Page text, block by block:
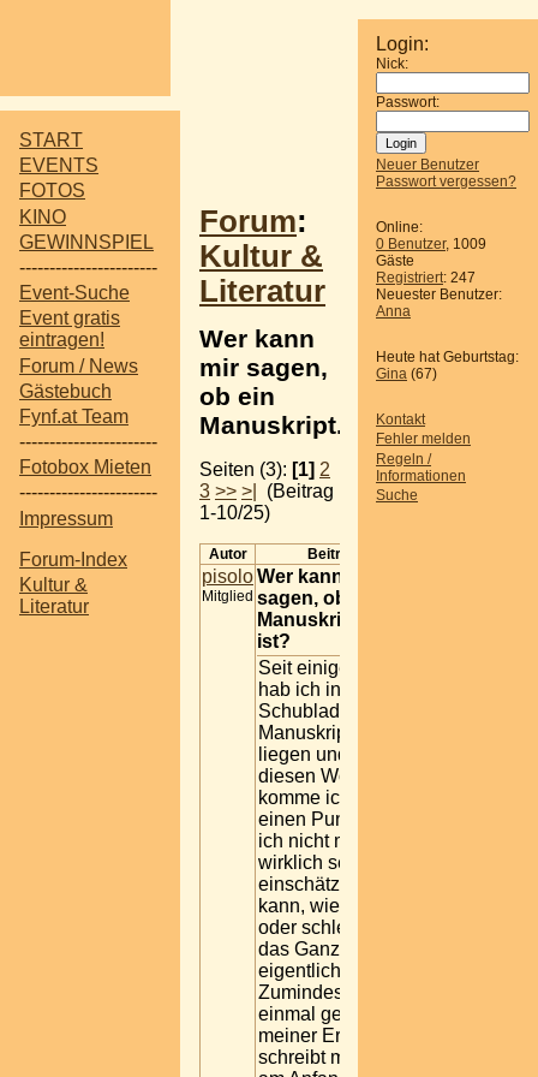
START
EVENTS
FOTOS
KINO
GEWINNSPIEL
-----------------------
Event-Suche
Event gratis
eintragen!
Forum / News
Gästebuch
Fynf.at Team
-----------------------
Fotobox Mieten
-----------------------
Impressum
Forum-Index
Kultur &
Literatur
Login:
Nick:
Passwort:
Neuer Benutzer
Passwort vergessen?
Online:
0 Benutzer, 1009
Gäste
Registriert: 247
Neuester Benutzer:
Anna
Heute hat Geburtstag:
Gina (67)
Kontakt
Fehler melden
Regeln /
Informationen
Suche
Forum:
Kultur &
Literatur
Wer kann
mir sagen,
ob ein
Manuskript...
Seiten (3): [1] 2
3 >> >|
(Beitrag
1-10/25)
Autor Beitrag
pisolo
Mitglied
Wer kann mir
sagen, ob ein
Manuskript gut
ist?
Seit einiger Zeit
hab ich in der
Schublade ein
Manuskript
liegen und in
diesen Wochen
komme ich an
einen Punkt, wo
ich nicht mehr
wirklich selbst
einschätzen
kann, wie gut
oder schlecht
das Ganze
eigentlich ist.
Zumindest
einmal gemäß
meiner Erfahrung
schreibt man ja